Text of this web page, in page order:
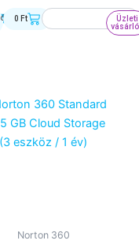
0 FtKosárKeresés
Üzleti
Norton 360